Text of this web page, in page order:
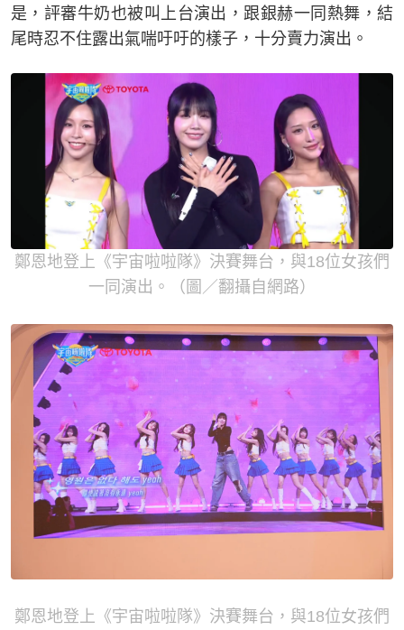
是，評審牛奶也被叫上台演出，跟銀赫一同熱舞，結
尾時忍不住露出氣喘吁吁的樣子，十分賣力演出。
鄭恩地登上《宇宙啦啦隊》決賽舞台，與18位女孩們
一同演出。（圖／翻攝自網路）
鄭恩地登上《宇宙啦啦隊》決賽舞台，與18位女孩們